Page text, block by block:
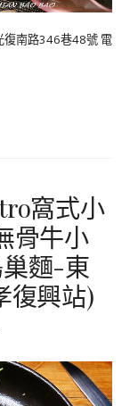
復南路346巷48號 電
窩式小
骨牛小
麵-東
復興站)